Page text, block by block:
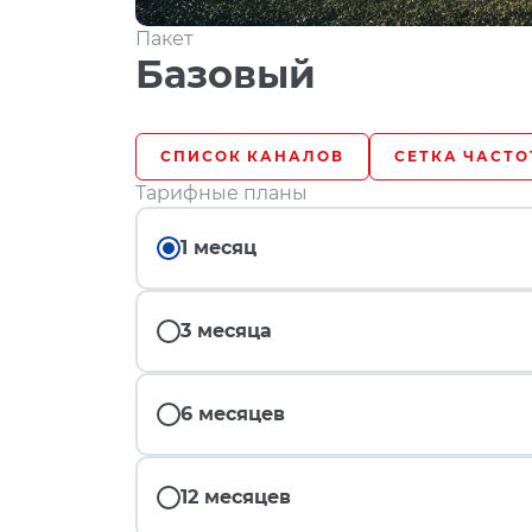
Пакет
Базовый
СПИСОК КАНАЛОВ СЕТКА
Тарифные планы
1 месяц
3 месяца
6 месяцев
12 месяцев